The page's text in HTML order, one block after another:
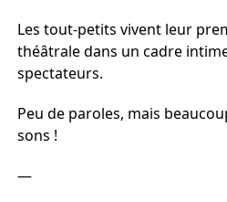
Les tout-petits vivent leur
théâtrale dans un cadre
spectateurs.
Peu de paroles, mais
sons !
—